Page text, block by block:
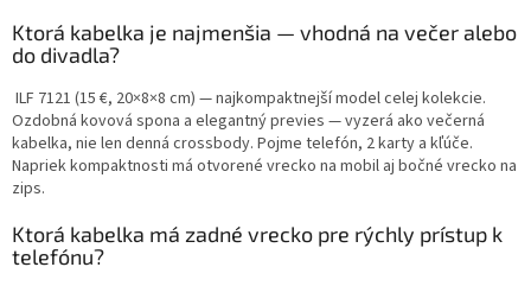
Ktorá kabelka je najmenšia — vhodná na večer alebo
do divadla?
ILF 7121 (15 €, 20×8×8 cm) — najkompaktnejší model celej kolekcie.
Ozdobná kovová spona a elegantný previes — vyzerá ako večerná
kabelka, nie len denná crossbody. Pojme telefón, 2 karty a kľúče.
Napriek kompaktnosti má otvorené vrecko na mobil aj bočné vrecko na
zips.
Ktorá kabelka má zadné vrecko pre rýchly prístup k
telefónu?